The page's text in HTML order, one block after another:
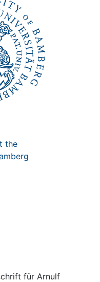
the
für Arnulf